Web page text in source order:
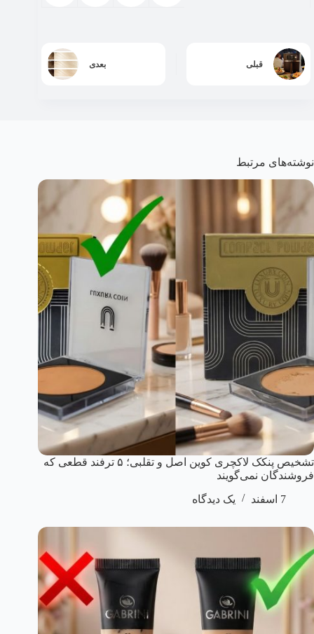
قبلی بعدی
نوشته‌های مرتبط
تشخیص پنکک لاکچری کوین اصل و تقلبی؛ ۵ ترفند قطعی که
فروشندگان نمی‌گویند
7 اسفند
یک دیدگاه